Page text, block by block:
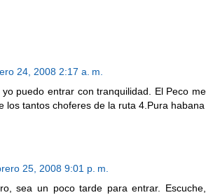
24, 2008 2:17 a. m.
puedo entrar con tranquilidad. El Peco me
los tantos choferes de la ruta 4.Pura habana
25, 2008 9:01 p. m.
sea un poco tarde para entrar. Escuche,